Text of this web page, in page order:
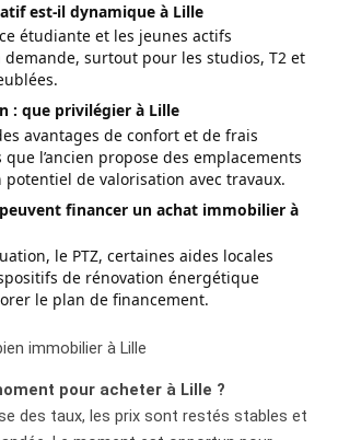
est-il dynamique à Lille
étudiante et les jeunes actifs
surtout pour les studios, T2 et
: que privilégier à Lille
avantages de confort et de frais
l’ancien propose des emplacements
de valorisation avec travaux.
financer un achat immobilier à
le PTZ, certaines aides locales
de rénovation énergétique
le plan de financement.
immobilier à Lille
pour acheter à Lille ?
des taux, les prix sont restés stables et